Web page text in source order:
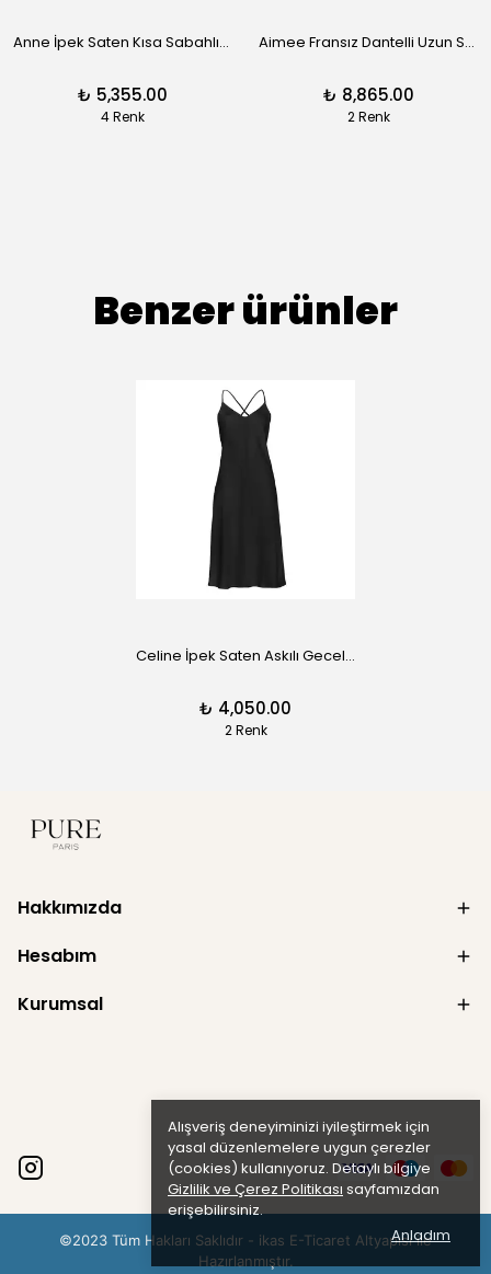
Alışveriş deneyiminizi iyileştirmek için
yasal düzenlemelere uygun çerezler
(cookies) kullanıyoruz. Detaylı bilgiye
Gizlilik ve Çerez Politikası sayfamızdan
erişebilirsiniz.
Anladım
Anne İpek Saten Kısa Sabahlık - Siyah
₺ 5,355.00
4 Renk
Aimee Fransız Dantelli Uzun Sabahlık - Siyah
₺ 8,865.00
2 Renk
Benzer ürünler
Celine İpek Saten Askılı Gecelik
₺ 4,050.00
2 Renk
Hakkımızda
Hesabım
Kurumsal
©2023 Tüm Hakları Saklıdır - ikas E-Ticaret Altyapısı ile
Hazırlanmıştır.